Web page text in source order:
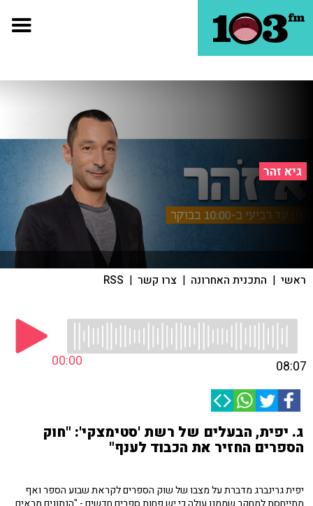
גיא זהר
ראשי | התכנית האחרונה | צרו קשר |
RSS
00:00 08:07
ג. יפית, הבעלים של רשת 'סטימצקי': "חוק
הספרים החזיר את הכבוד לענף"
יפית גרינברג מדברת על מצבו של שוק הספרים לקראת שבוע הספר ואף